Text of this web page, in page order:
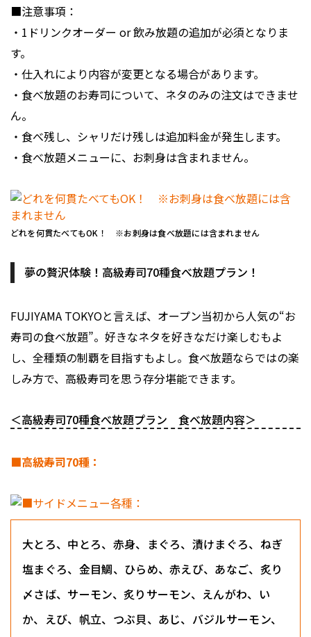
■注意事項：
・1ドリンクオーダー or 飲み放題の追加が必須となりま
す。
・仕入れにより内容が変更となる場合があります。
・食べ放題のお寿司について、ネタのみの注文はできませ
ん。
・食べ残し、シャリだけ残しは追加料金が発生します。
・食べ放題メニューに、お刺身は含まれません。
どれを何貫たべてもOK！ ※お刺身は食べ放題には含まれません
夢の贅沢体験！高級寿司70種食べ放題プラン！
FUJIYAMA TOKYOと言えば、オープン当初から人気の“お
寿司の食べ放題”。好きなネタを好きなだけ楽しむもよ
し、全種類の制覇を目指すもよし。食べ放題ならではの楽
しみ方で、高級寿司を思う存分堪能できます。
＜高級寿司70種食べ放題プラン 食べ放題内容＞
■高級寿司70種：
大とろ、中とろ、赤身、まぐろ、漬けまぐろ、ねぎ
塩まぐろ、金目鯛、ひらめ、赤えび、あなご、炙り
〆さば、サーモン、炙りサーモン、えんがわ、い
か、えび、帆立、つぶ貝、あじ、バジルサーモン、